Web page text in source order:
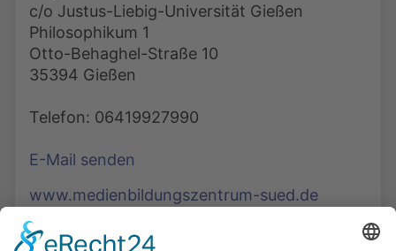
c/o Justus-Liebig-Universität Gießen
Philosophikum 1
Otto-Behaghel-Straße 10
35394 Gießen
Telefon: 06419927990
E-Mail senden
www.medienbildungszentrum-sued.de